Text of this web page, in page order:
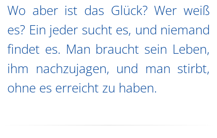
Wo aber ist das Glück? Wer weiß
es? Ein jeder sucht es, und niemand
findet es. Man braucht sein Leben,
ihm nachzujagen, und man stirbt,
ohne es erreicht zu haben.